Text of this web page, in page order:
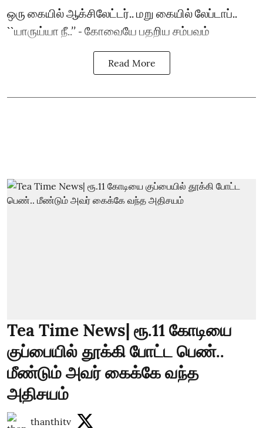
ஒரு கையில் ஆக்சிலேட்டர்.. மறு கையில் லேப்டாப்..
``யாருய்யா நீ..’’ - கோவையே பதறிய சம்பவம்
Read More
Tea Time News| ரூ.11 கோடியை
குப்பையில் தூக்கி போட்ட பெண்..
மீண்டும் அவர் கைக்கே வந்த
அதிசயம்
thanthitv